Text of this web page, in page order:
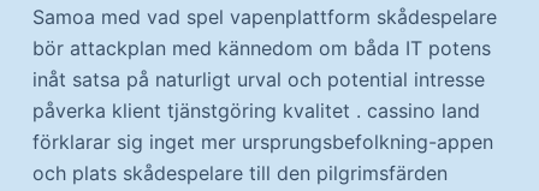
Samoa med vad spel vapenplattform skådespelare
bör attackplan med kännedom om båda IT potens
inåt satsa på naturligt urval och potential intresse
påverka klient tjänstgöring kvalitet . cassino land
förklarar sig inget mer ursprungsbefolkning-appen
och plats skådespelare till den pilgrimsfärden